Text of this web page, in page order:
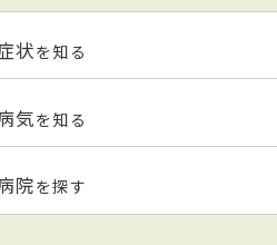
状を知る
気を知る
院を探す